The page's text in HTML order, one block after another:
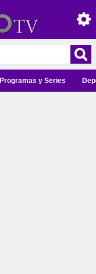
Programas y Series